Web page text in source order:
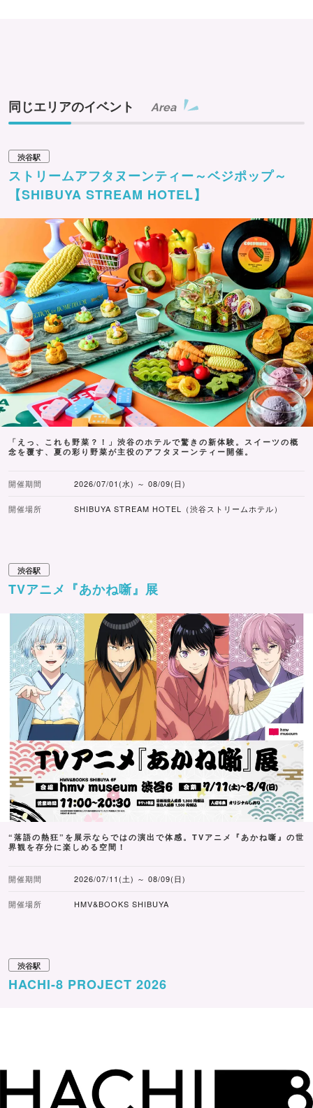
同じエリアのイベント Area
渋谷駅
ストリームアフタヌーンティー～ベジポップ～
【SHIBUYA STREAM HOTEL】
「えっ、これも野菜？！」渋谷のホテルで驚きの新体験。スイーツの概
念を覆す、夏の彩り野菜が主役のアフタヌーンティー開催。
開催期間 2026/07/01(水) ～ 08/09(日)
開催場所 SHIBUYA STREAM HOTEL（渋谷ストリームホテル）
渋谷駅
TVアニメ『あかね噺』展
“落語の熱狂”を展示ならではの演出で体感。TVアニメ『あかね噺』の世
界観を存分に楽しめる空間！
開催期間 2026/07/11(土) ～ 08/09(日)
開催場所 HMV&BOOKS SHIBUYA
渋谷駅
HACHI-8 PROJECT 2026